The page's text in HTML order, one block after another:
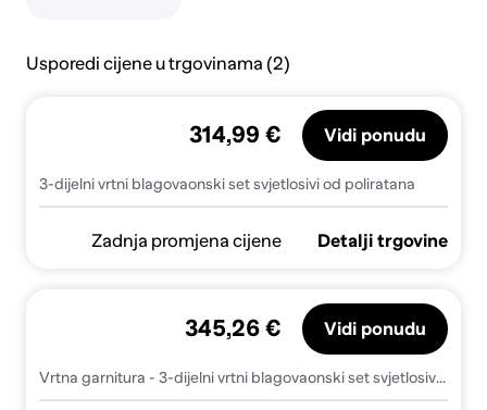
Usporedi cijene u trgovinama (2)
3-dijelni vrtni blagovaonski set svjetlosivi od poliratana
314,99 € Vidi ponudu
Zadnja promjena cijene Detalji trgovine
Vrtna garnitura - 3-dijelni vrtni blagovaonski set svjetlosivi od poliratana - Svjetlosiva 80 x 80 x 74 cm 2 almeles
345,26 € Vidi ponudu